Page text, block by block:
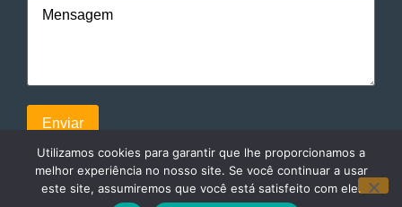
Utilizamos cookies para garantir que lhe proporcionamos a
melhor experiência no nosso site. Se você continuar a usar
este site, assumiremos que você está satisfeito com ele.